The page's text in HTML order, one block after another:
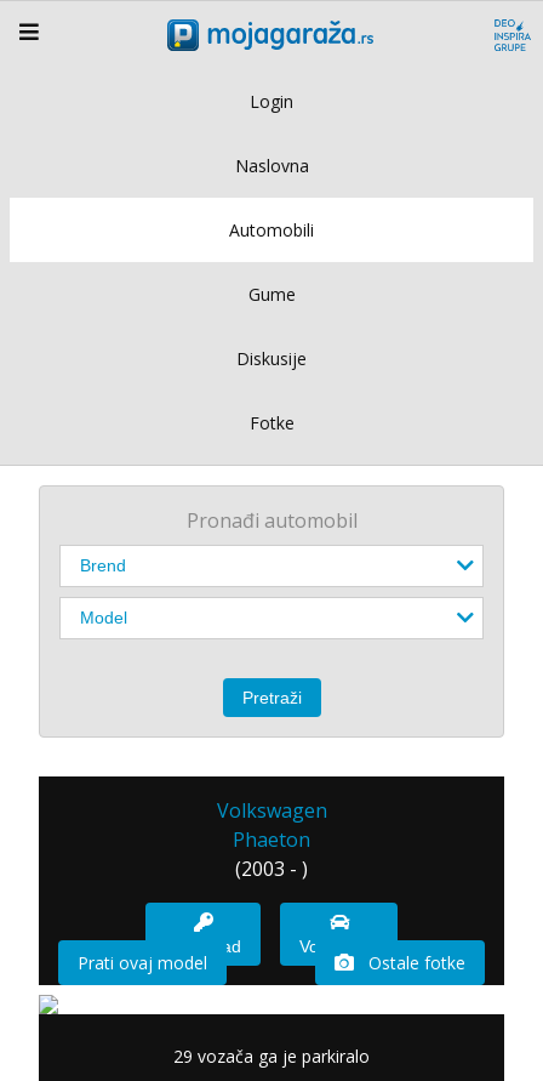
Login
Naslovna
Automobili
Gume
Diskusije
Fotke
Pronađi automobil
Volkswagen
Phaeton
(2003 - )
Imam sad Vozio sam
Prati ovaj model Ostale fotke
29 vozača ga je parkiralo